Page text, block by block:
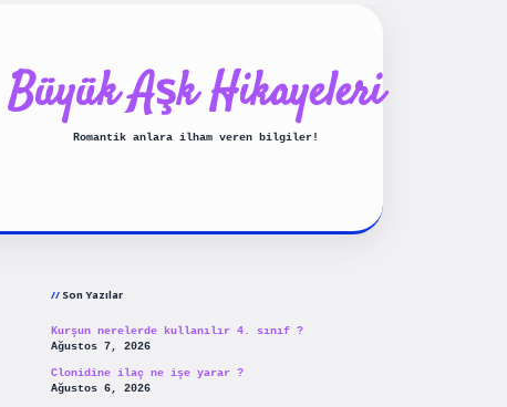
Büyük Aşk Hikayeleri
Romantik anlara ilham veren bilgiler!
Son Yazılar
Kurşun nerelerde kullanılır 4. sınıf ?
Ağustos 7, 2026
Clonidine ilaç ne işe yarar ?
Ağustos 6, 2026